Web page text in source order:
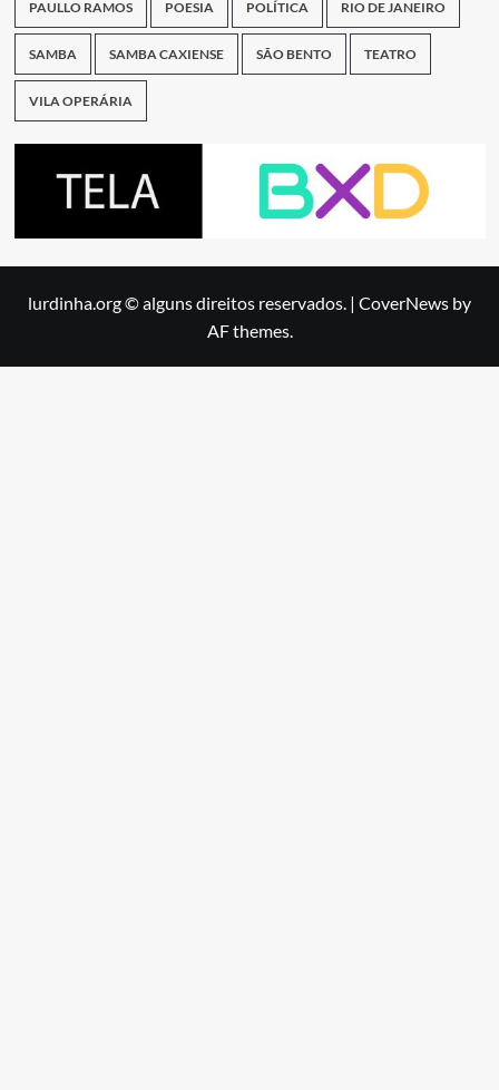
PAULLO RAMOS POESIA POLÍTICA RIO DE JANEIRO
SAMBA SAMBA CAXIENSE SÃO BENTO TEATRO
VILA OPERÁRIA
lurdinha.org © alguns direitos reservados. | CoverNews by
AF themes.